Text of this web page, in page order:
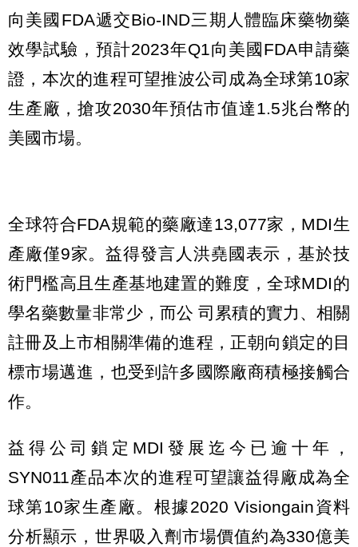
向美國FDA遞交Bio-IND三期人體臨床藥物藥
效學試驗，預計2023年Q1向美國FDA申請藥
證，本次的進程可望推波公司成為全球第10家
生產廠，搶攻2030年預估市值達1.5兆台幣的
美國市場。
全球符合FDA規範的藥廠達13,077家，MDI生
產廠僅9家。益得發言人洪堯國表示，基於技
術門檻高且生產基地建置的難度，全球MDI的
學名藥數量非常少，而公 司累積的實力、相關
註冊及上市相關準備的進程，正朝向鎖定的目
標市場邁進，也受到許多國際廠商積極接觸合
作。
益得公司鎖定MDI發展迄今已逾十年，
SYN011產品本次的進程可望讓益得廠成為全
球第10家生產廠。根據2020 Visiongain資料
分析顯示，世界吸入劑市場價值約為330億美